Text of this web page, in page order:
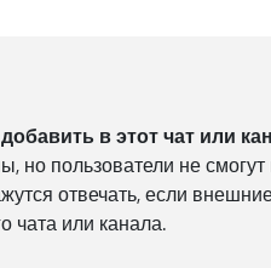
добавить в этот чат или
но пользователи не
отвечать, если
чата или канала.